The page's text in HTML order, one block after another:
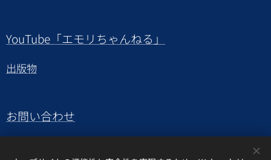
YouTube「エモリちゃんねる」
出版物
お問い合わせ